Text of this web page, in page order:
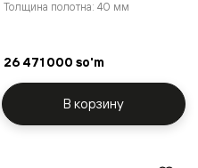
Толщина полотна: 40 мм
26 471 000 so'm
В корзину